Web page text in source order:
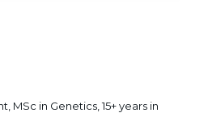
MSc in Genetics, 15+ years in